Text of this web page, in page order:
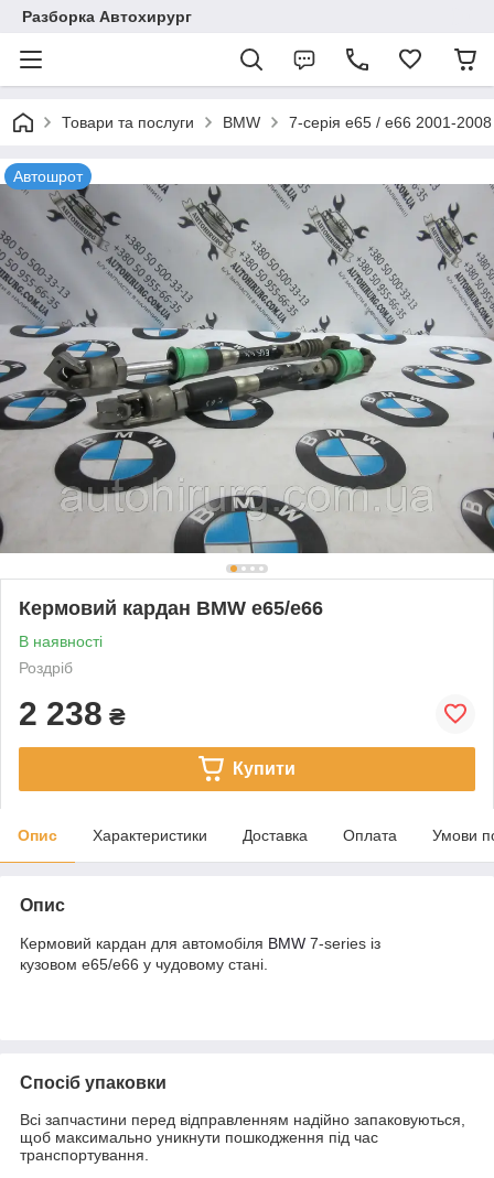
Разборка Автохирург
Товари та послуги BMW 7-серія e65 / e66 2001-2008
Автошрот
Кермовий кардан BMW e65/e66
В наявності
Роздріб
2 238 ₴
Купити
Опис Характеристики Доставка Оплата Умови
Опис
Кермовий кардан для автомобіля BMW 7-series із
кузовом e65/e66 у чудовому стані.
Спосіб упаковки
Всі запчастини перед відправленням надійно запаковуються,
щоб максимально уникнути пошкодження під час
транспортування.